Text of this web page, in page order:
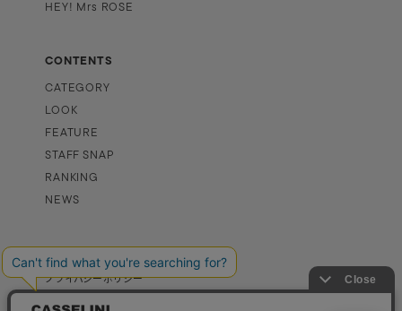
HEY! Mrs ROSE
CONTENTS
CATEGORY
LOOK
FEATURE
STAFF SNAP
RANKING
NEWS
プライバシーポリシー